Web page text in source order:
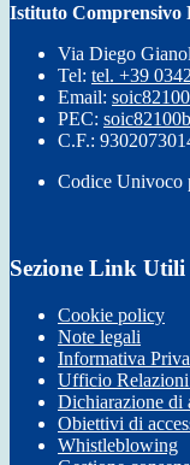
Istituto Comprensivo
Via Diego
Tel: tel. +39
Email:
PEC:
C.F.:
Codice Univoco
Sezione Link Utili
Cookie policy
Note legali
Informativa
Ufficio
Dichiarazione di
Obiettivi di
Whistleblowing